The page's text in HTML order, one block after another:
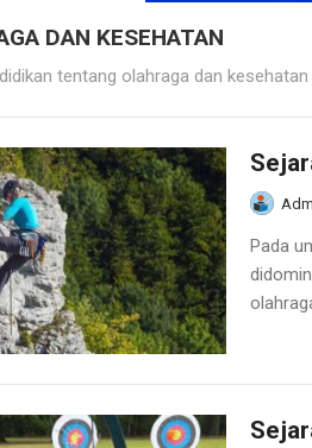
DAN KESEHATAN
tentang olahraga dan kesehatan
Pada